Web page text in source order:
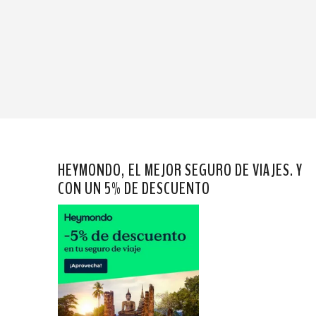
HEYMONDO, EL MEJOR SEGURO DE VIAJES. Y
CON UN 5% DE DESCUENTO